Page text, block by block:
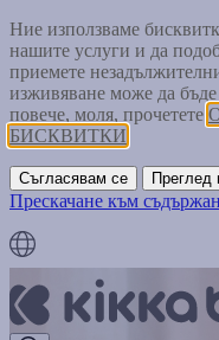
Ние използваме
нашите услуги и да
приемете
изживяване може да бъде
повече, моля, прочетете
БИСКВИТКИ
Съгласявам се Преглед
Прескачане към